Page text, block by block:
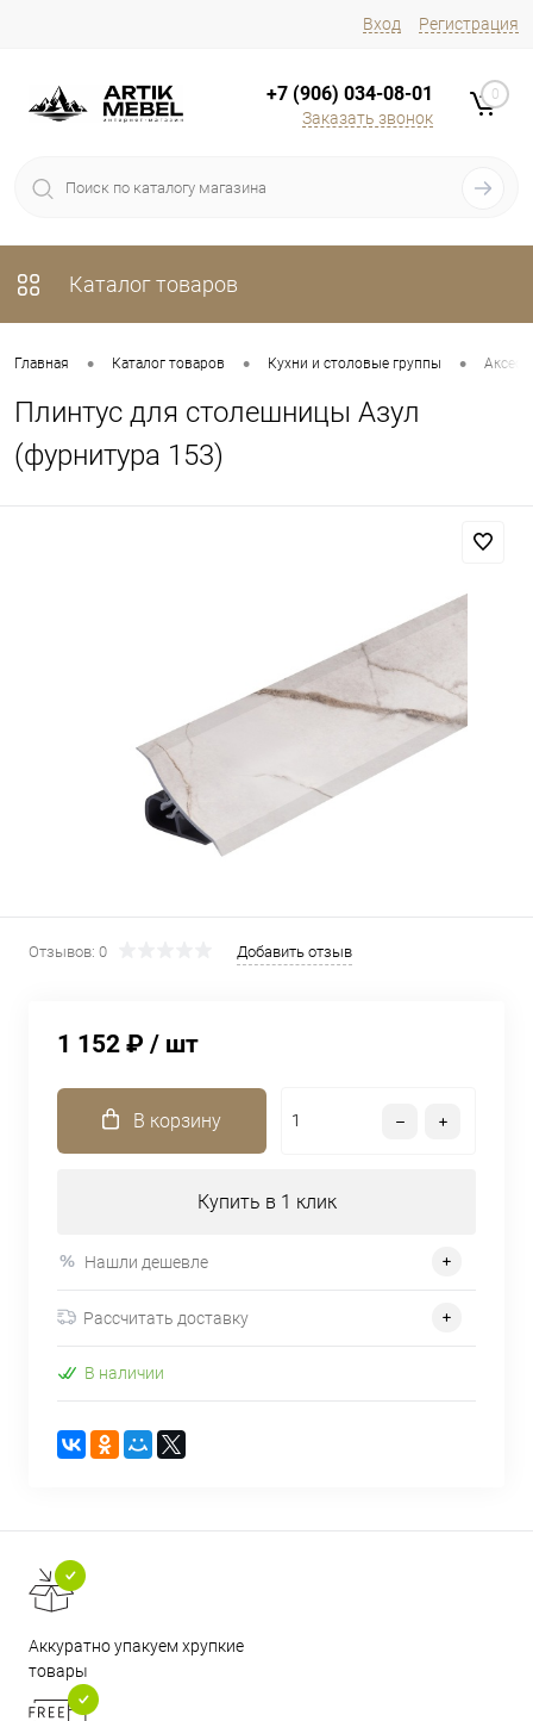
Вход Регистрация
+7 (906) 034-08-01
Заказать звонок
0
Каталог товаров
Главная • Каталог товаров • Кухни и столовые группы •
Плинтус для столешницы Азул
(фурнитура 153)
Отзывов: 0 Добавить отзыв
1 152 ₽ / шт
В корзину
Купить в 1 клик
Нашли дешевле
Рассчитать доставку
В наличии
Аккуратно упакуем хрупкие
товары